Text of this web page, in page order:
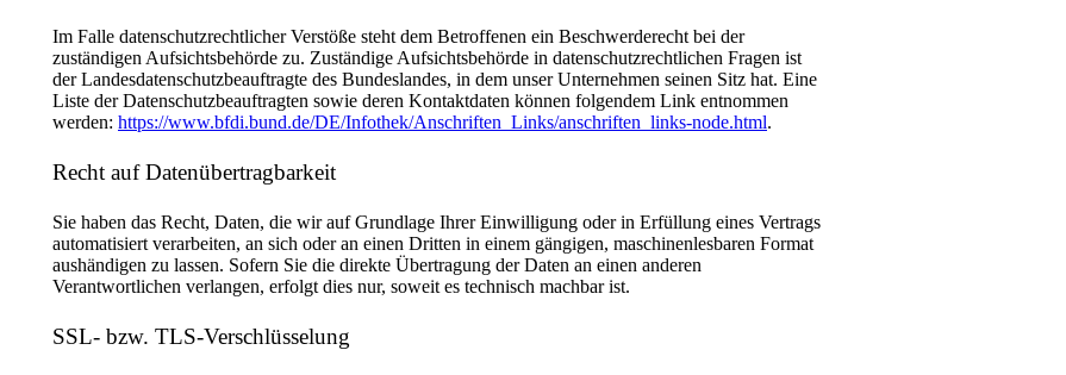
Im Falle datenschutzrechtlicher Verstöße steht dem Betroffenen ein Beschwerderecht bei der
zuständigen Aufsichtsbehörde zu. Zuständige Aufsichtsbehörde in datenschutzrechtlichen Fragen ist
der Landesdatenschutzbeauftragte des Bundeslandes, in dem unser Unternehmen seinen Sitz hat. Eine
Liste der Datenschutzbeauftragten sowie deren Kontaktdaten können folgendem Link entnommen
werden: https://www.bfdi.bund.de/DE/Infothek/Anschriften_Links/anschriften_links-node.html.
Recht auf Datenübertragbarkeit
Sie haben das Recht, Daten, die wir auf Grundlage Ihrer Einwilligung oder in Erfüllung eines Vertrags
automatisiert verarbeiten, an sich oder an einen Dritten in einem gängigen, maschinenlesbaren Format
aushändigen zu lassen. Sofern Sie die direkte Übertragung der Daten an einen anderen
Verantwortlichen verlangen, erfolgt dies nur, soweit es technisch machbar ist.
SSL- bzw. TLS-Verschlüsselung